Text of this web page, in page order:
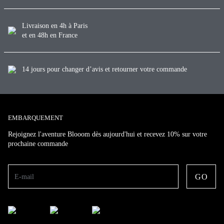
Livraison en 4h à Paris
et en 48h en France
14 jours pour changer d’avis et retourner votre commande
EMBARQUEMENT
Rejoignez l'aventure Blooom dès aujourd'hui et recevez 10% sur votre
prochaine commande
E-mail GO